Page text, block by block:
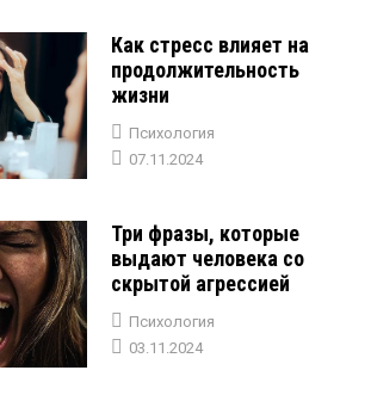
Как стресс влияет на
продолжительность
жизни
Психология
07.11.2024
Три фразы, которые
выдают человека со
скрытой агрессией
Психология
03.11.2024